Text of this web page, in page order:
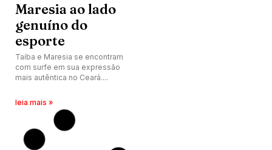
Maresia ao lado
genuíno do
esporte
Taíba e Maresia se encontram
com surfe em sua expressão
mais autêntica no Ceará.
leia mais »